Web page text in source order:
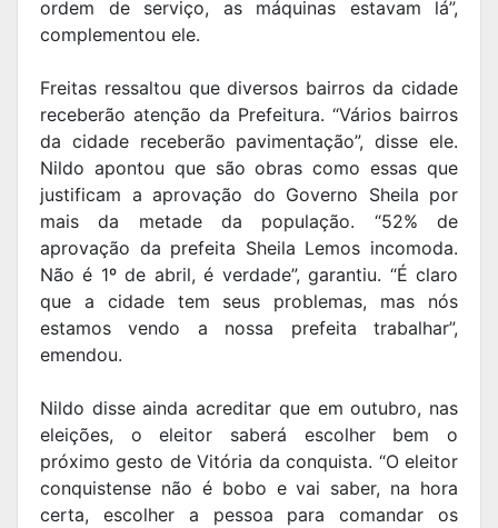
ordem de serviço, as máquinas estavam lá”,
complementou ele.
Freitas ressaltou que diversos bairros da cidade
receberão atenção da Prefeitura. “Vários bairros
da cidade receberão pavimentação”, disse ele.
Nildo apontou que são obras como essas que
justificam a aprovação do Governo Sheila por
mais da metade da população. “52% de
aprovação da prefeita Sheila Lemos incomoda.
Não é 1º de abril, é verdade”, garantiu. “É claro
que a cidade tem seus problemas, mas nós
estamos vendo a nossa prefeita trabalhar”,
emendou.
Nildo disse ainda acreditar que em outubro, nas
eleições, o eleitor saberá escolher bem o
próximo gesto de Vitória da conquista. “O eleitor
conquistense não é bobo e vai saber, na hora
certa, escolher a pessoa para comandar os